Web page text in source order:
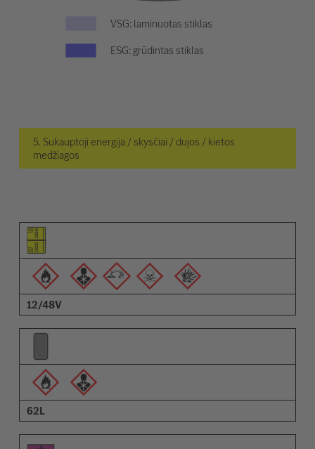
VSG: laminuotas stiklas
ESG: grūdintas stiklas
5. Sukauptoji energija / skysčiai / dujos / kietos
medžiagos
Elemento piktograma
Įspėjimų piktogramos
Aprašymas
12/48V
62L